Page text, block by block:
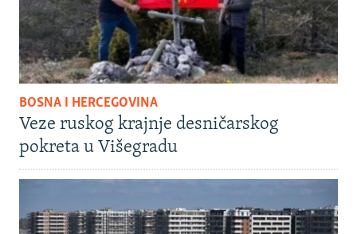
BOSNA I HERCEGOVINA
Veze ruskog krajnje desničarskog
pokreta u Višegradu